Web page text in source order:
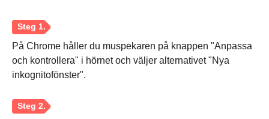
Steg 2.
På Chrome håller du muspekaren på knappen "Anpassa
och kontrollera" i hörnet och väljer alternativet "Nya
inkognitofönster".